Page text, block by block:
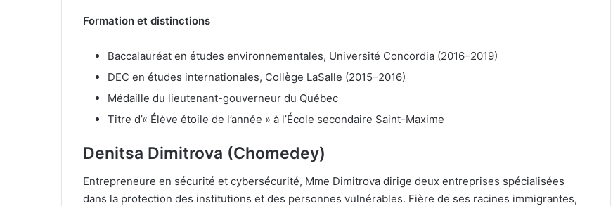
Formation et distinctions
Baccalauréat en études environnementales, Université Concordia (2016–2019)
DEC en études internationales, Collège LaSalle (2015–2016)
Médaille du lieutenant-gouverneur du Québec
Titre d’« Élève étoile de l’année » à l’École secondaire Saint-Maxime
Denitsa Dimitrova (Chomedey)
Entrepreneure en sécurité et cybersécurité, Mme Dimitrova dirige deux entreprises spécialisées
dans la protection des institutions et des personnes vulnérables. Fière de ses racines immigrantes,